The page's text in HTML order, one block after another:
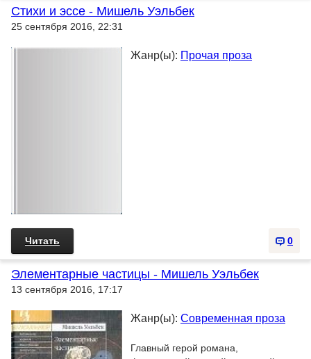
Стихи и эссе - Мишель Уэльбек
25 сентября 2016, 22:31
Жанр(ы): Прочая проза
0
Читать
Элементарные частицы - Мишель Уэльбек
13 сентября 2016, 17:17
Жанр(ы): Современная проза
Главный герой романа,